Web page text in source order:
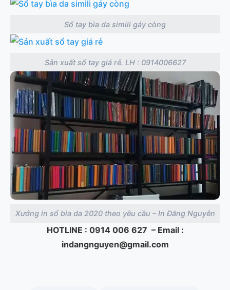
Sổ tay bìa da simili gáy còng
Sản xuất sổ tay giá rẻ. LH : 0914006627
Xưởng in sổ bìa da 2020 theo yêu cầu – In Đăng Nguyên
HOTLINE : 0914 006 627 – Email :
indangnguyen@gmail.com